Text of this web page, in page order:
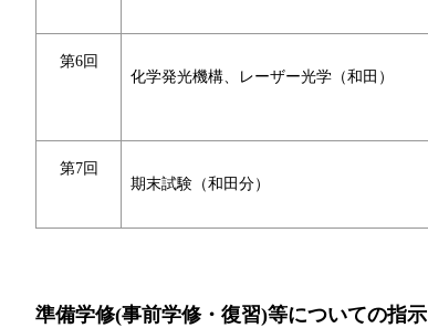
第6回
化学発光機構、レーザー光学（和田）
第7回
期末試験（和田分）
準備学修(事前学修・復習)等についての指示